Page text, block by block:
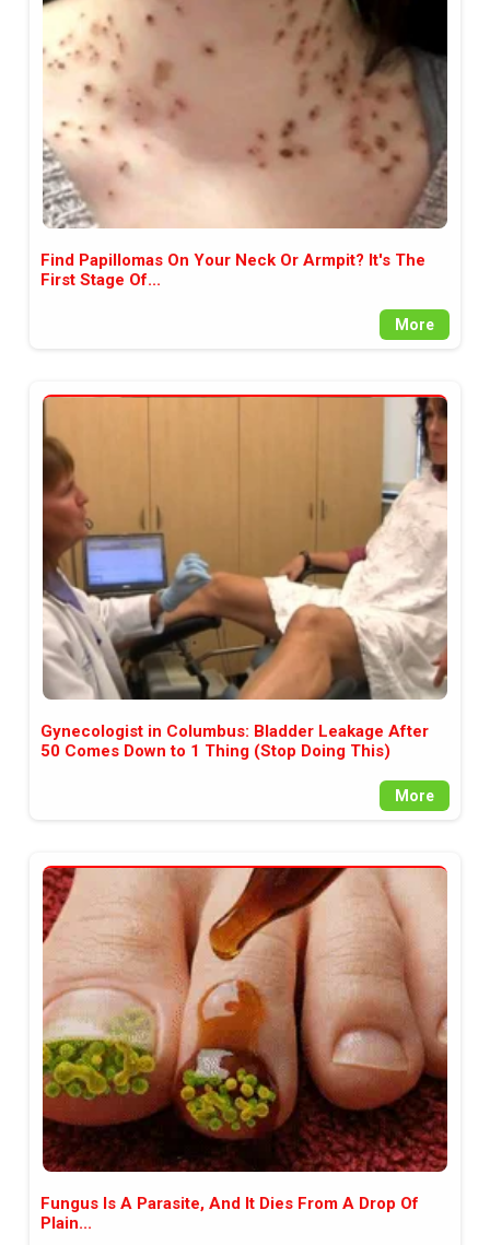
аудитория, затова държим на
прозрачност и коректност от
наша страна. Поднасяме ви
новините такива, каквито са. В
пълния си потенциал.
Find Papillomas On Your Neck Or Armpit? It's The
First Stage Of...
More
Gynecologist in Columbus: Bladder Leakage After
50 Comes Down to 1 Thing (Stop Doing This)
More
Fungus Is A Parasite, And It Dies From A Drop Of
Plain...